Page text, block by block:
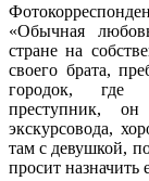
«Обычная
стране на
своего брата,
городок, где
преступник,
экскурсовода,
там с девушкой,
просит назначить